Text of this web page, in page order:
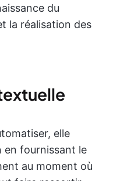
du
la réalisation des
elle
en fournissant le
au moment où